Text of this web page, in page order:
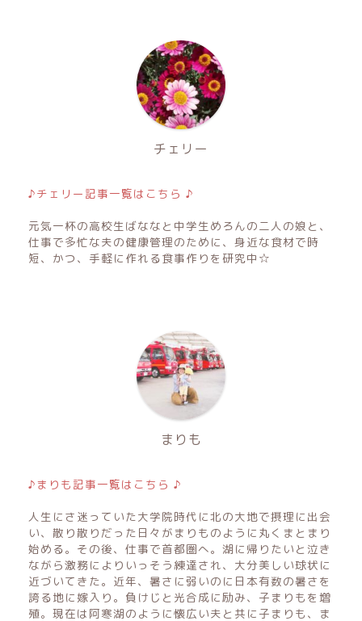
チェリー
♪チェリー記事一覧はこちら ♪
元気一杯の高校生ばななと中学生めろんの二人の娘と、
仕事で多忙な夫の健康管理のために、身近な食材で時
短、かつ、手軽に作れる食事作りを研究中☆
まりも
♪まりも記事一覧はこちら ♪
人生にさ迷っていた大学院時代に北の大地で摂理に出会
い、散り散りだった日々がまりものように丸くまとまり
始める。その後、仕事で首都圏へ。湖に帰りたいと泣き
ながら激務によりいっそう練達され、大分美しい球状に
近づいてきた。近年、暑さに弱いのに日本有数の暑さを
誇る地に嫁入り。負けじと光合成に励み、子まりもを増
殖。現在は阿寒湖のように懐広い夫と共に子まりも、ま